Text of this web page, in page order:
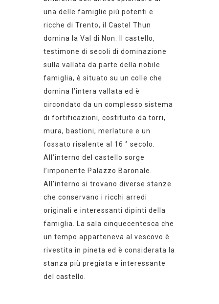
una delle famiglie più potenti e
ricche di Trento, il Castel Thun
domina la Val di Non. Il castello,
testimone di secoli di dominazione
sulla vallata da parte della nobile
famiglia, è situato su un colle che
domina l’intera vallata ed è
circondato da un complesso sistema
di fortificazioni, costituito da torri,
mura, bastioni, merlature e un
fossato risalente al 16 ° secolo.
All’interno del castello sorge
l’imponente Palazzo Baronale.
All’interno si trovano diverse stanze
che conservano i ricchi arredi
originali e interessanti dipinti della
famiglia. La sala cinquecentesca che
un tempo apparteneva al vescovo è
rivestita in pineta ed è considerata la
stanza più pregiata e interessante
del castello.